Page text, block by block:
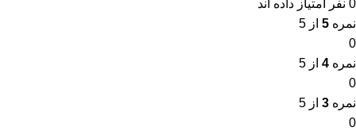
0 نفر امتیاز داده اند
نمره 5 از 5
0
نمره 4 از 5
0
نمره 3 از 5
0